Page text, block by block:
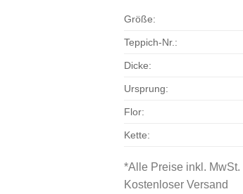
Größe:
Teppich-Nr.:
Dicke:
Ursprung:
Flor:
Kette:
*Alle Preise inkl. MwSt.
Kostenloser Versand